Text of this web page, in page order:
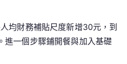
財務補貼尺度新增30元，到
進一個步驟鋪開餐與加入基礎